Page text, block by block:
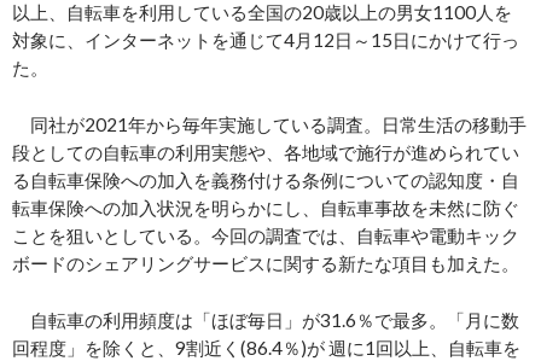
以上、自転車を利用している全国の20歳以上の男女1100人を
対象に、インターネットを通じて4月12日～15日にかけて行っ
た。
同社が2021年から毎年実施している調査。日常生活の移動手
段としての自転車の利用実態や、各地域で施行が進められてい
る自転車保険への加入を義務付ける条例についての認知度・自
転車保険への加入状況を明らかにし、自転車事故を未然に防ぐ
ことを狙いとしている。今回の調査では、自転車や電動キック
ボードのシェアリングサービスに関する新たな項目も加えた。
自転車の利用頻度は「ほぼ毎日」が31.6％で最多。「月に数
回程度」を除くと、9割近く(86.4％)が 週に1回以上、自転車を